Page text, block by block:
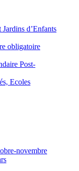
d’Enfants
obligatoire
Post-
Ecoles
novembre